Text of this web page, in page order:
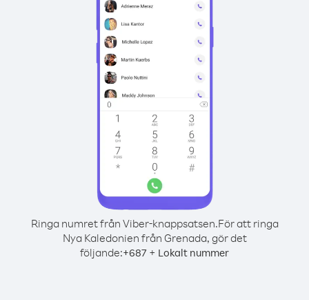
Ringa numret från Viber-knappsatsen.För att ringa
Nya Kaledonien från Grenada, gör det
följande:+687 + Lokalt nummer